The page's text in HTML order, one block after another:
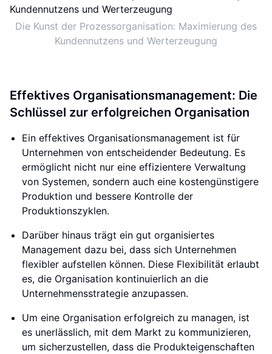
Die Kunst der Prozessorganisation: Maximierung des
Kundennutzens und Werterzeugung
Effektives Organisationsmanagement: Die
Schlüssel zur erfolgreichen Organisation
Ein effektives Organisationsmanagement ist für
Unternehmen von entscheidender Bedeutung. Es
ermöglicht nicht nur eine effizientere Verwaltung
von Systemen, sondern auch eine kostengünstigere
Produktion und bessere Kontrolle der
Produktionszyklen.
Darüber hinaus trägt ein gut organisiertes
Management dazu bei, dass sich Unternehmen
flexibler aufstellen können. Diese Flexibilität erlaubt
es, die Organisation kontinuierlich an die
Unternehmensstrategie anzupassen.
Um eine Organisation erfolgreich zu managen, ist
es unerlässlich, mit dem Markt zu kommunizieren,
um sicherzustellen, dass die Produkteigenschaften